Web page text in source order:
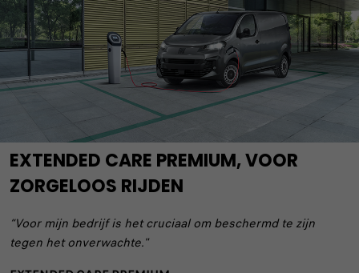
EXTENDED CARE PREMIUM, VOOR
ZORGELOOS RIJDEN
“Voor mijn bedrijf is het cruciaal om beschermd te zijn
tegen het onverwachte."